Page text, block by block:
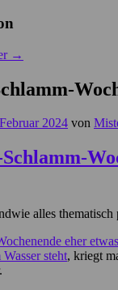
→
2024 von
alles thematisch
eher
steht, kriegt